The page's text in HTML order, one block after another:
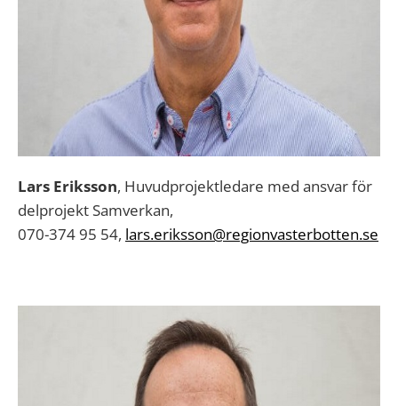
Lars Eriksson, Huvudprojektledare med ansvar för
delprojekt Samverkan,
070-374 95 54, lars.eriksson@regionvasterbotten.se